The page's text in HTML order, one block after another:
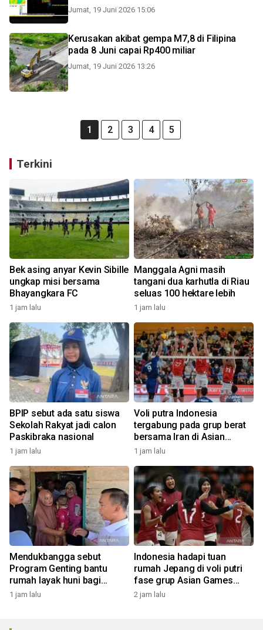
Jumat, 19 Juni 2026 15:06
Kerusakan akibat gempa M7,8 di Filipina
pada 8 Juni capai Rp400 miliar
Jumat, 19 Juni 2026 13:26
1 2 3 4 5
Terkini
Bek asing anyar Kevin Sibille
ungkap misi bersama
Bhayangkara FC
1 jam lalu
Manggala Agni masih
tangani dua karhutla di Riau
seluas 100 hektare lebih
1 jam lalu
BPIP sebut ada satu siswa
Sekolah Rakyat jadi calon
Paskibraka nasional
1 jam lalu
Voli putra Indonesia
tergabung pada grup berat
bersama Iran di Asian
Games 2026
1 jam lalu
Mendukbangga sebut
Program Genting bantu
rumah layak huni bagi
keluarga stunting
1 jam lalu
Indonesia hadapi tuan
rumah Jepang di voli putri
fase grup Asian Games
2026
2 jam lalu